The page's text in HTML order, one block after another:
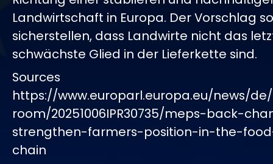
Landwirtschaft in Europa. Der Vorschlag
sicherstellen, dass Landwirte nicht das
schwächste Glied in der Lieferkette sind.
Sources
https://www.europarl.europa.eu/news/
room/20251006IPR30735/meps-back-
strengthen-farmers-position-in-the-
chain